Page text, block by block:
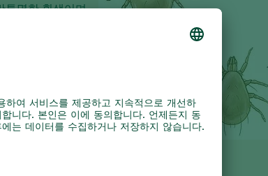
투명한 흰색이며
니다. 진드기는
랑이에 모여 휴
색 또는 노란색까